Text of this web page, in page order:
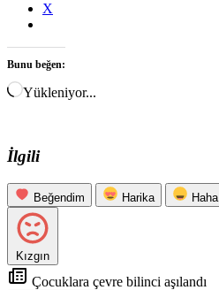
X
Bunu beğen:
Yükleniyor...
İlgili
Beğendim Harika Haha
Kızgın
Çocuklara çevre bilinci aşılandı